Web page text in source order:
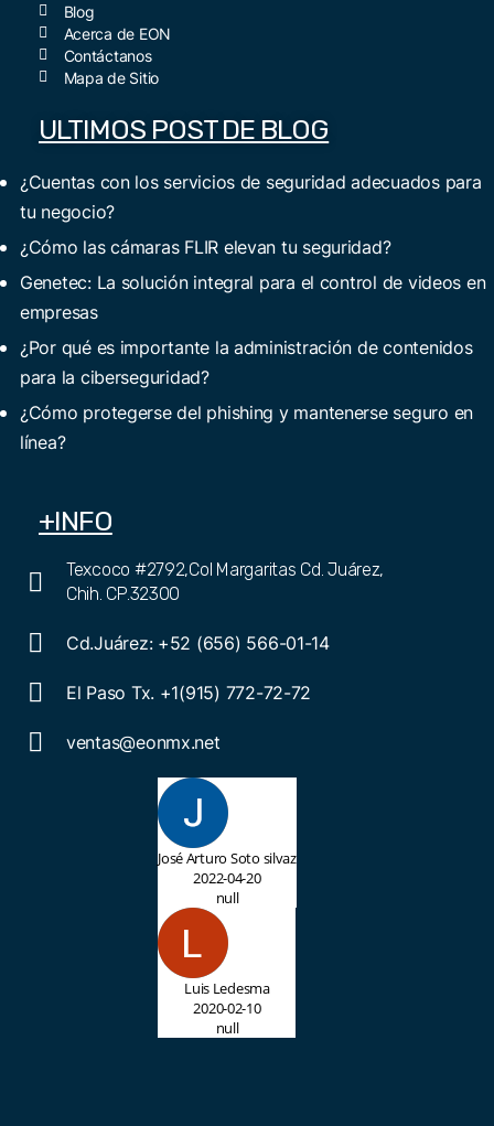
Blog
Acerca de EON
Contáctanos
Mapa de Sitio
ULTIMOS POST DE BLOG
¿Cuentas con los servicios de seguridad adecuados para
tu negocio?
¿Cómo las cámaras FLIR elevan tu seguridad?
Genetec: La solución integral para el control de videos en
empresas
¿Por qué es importante la administración de contenidos
para la ciberseguridad?
¿Cómo protegerse del phishing y mantenerse seguro en
línea?
+INFO
Texcoco #2792,Col Margaritas Cd. Juárez,
Chih. CP.32300
Cd.Juárez: +52 (656) 566-01-14
El Paso Tx. +1(915) 772-72-72
ventas@eonmx.net
José Arturo Soto silvaz